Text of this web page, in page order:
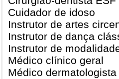
Cuidador de idoso
Instrutor de artes
Instrutor de dança
Instrutor de
Médico clínico geral
Médico dermatologista